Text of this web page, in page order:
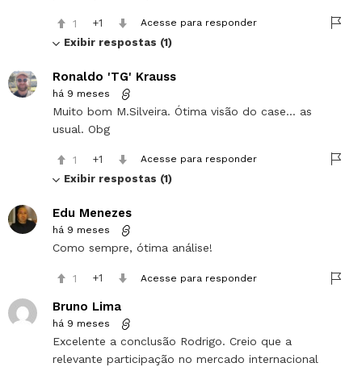
1 1 Acesse para responder
Exibir respostas (1)
Ronaldo 'TG' Krauss
há 9 meses
Muito bom M.Silveira. Ótima visão do case… as
usual. Obg
1 1 Acesse para responder
Exibir respostas (1)
Edu Menezes
há 9 meses
Como sempre, ótima análise!
1 1 Acesse para responder
Bruno Lima
há 9 meses
Excelente a conclusão Rodrigo. Creio que a
relevante participação no mercado internacional